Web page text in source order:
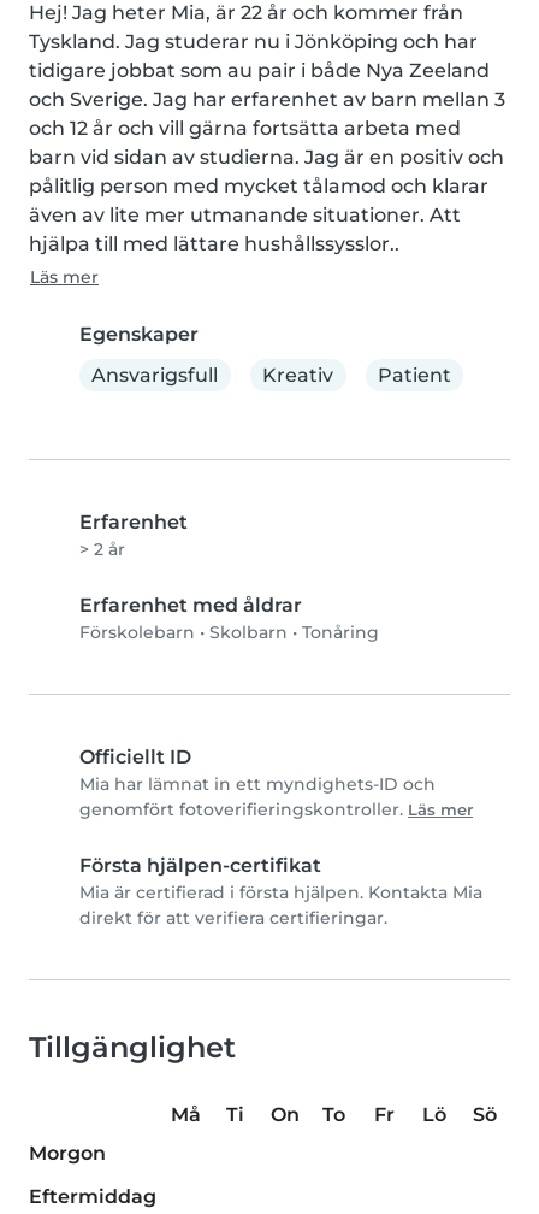
Hej! Jag heter Mia, är 22 år och kommer från
Tyskland. Jag studerar nu i Jönköping och har
tidigare jobbat som au pair i både Nya Zeeland
och Sverige. Jag har erfarenhet av barn mellan 3
och 12 år och vill gärna fortsätta arbeta med
barn vid sidan av studierna. Jag är en positiv och
pålitlig person med mycket tålamod och klarar
även av lite mer utmanande situationer. Att
hjälpa till med lättare hushållssysslor..
Läs mer
Egenskaper
Ansvarigsfull
Kreativ Patient
Erfarenhet
> 2 år
Erfarenhet med åldrar
Förskolebarn • Skolbarn • Tonåring
Officiellt ID
Mia har lämnat in ett myndighets-ID och
genomfört fotoverifieringskontroller. Läs mer
Första hjälpen-certifikat
Mia är certifierad i första hjälpen. Kontakta Mia
direkt för att verifiera certifieringar.
Tillgänglighet
Må Ti On To Fr Lö
Sö
Morgon
Eftermiddag